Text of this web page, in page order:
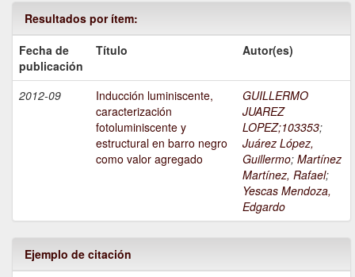
Resultados por ítem:
Fecha de
publicación
Título Autor(es)
2012-09
Inducción luminiscente,
caracterización
fotoluminiscente y
estructural en barro negro
como valor agregado
GUILLERMO
JUAREZ
LOPEZ;103353;
Juárez López,
Guillermo; Martínez
Martínez, Rafael;
Yescas Mendoza,
Edgardo
Ejemplo de citación